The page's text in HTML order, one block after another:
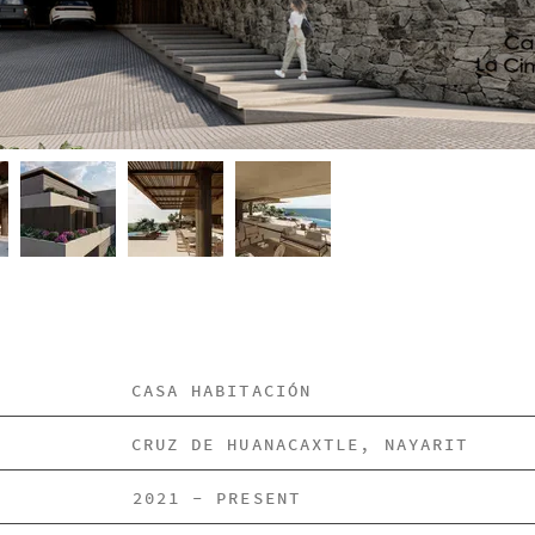
CASA HABITACIÓN
CRUZ DE HUANACAXTLE, NAYARIT
2021 - PRESENT